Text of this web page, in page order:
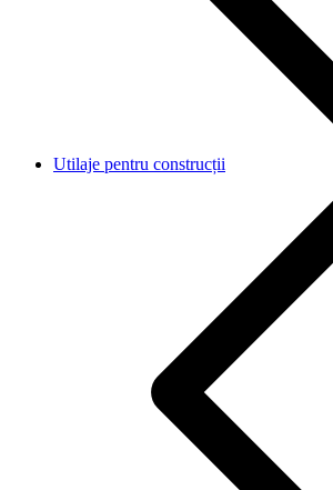
Utilaje pentru construcții